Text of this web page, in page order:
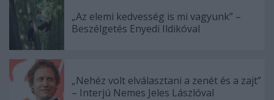
„Az elemi kedvesség is mi vagyunk” –
Beszélgetés Enyedi Ildikóval
„Nehéz volt elválasztani a zenét és a zajt”
– Interjú Nemes Jeles Lászlóval